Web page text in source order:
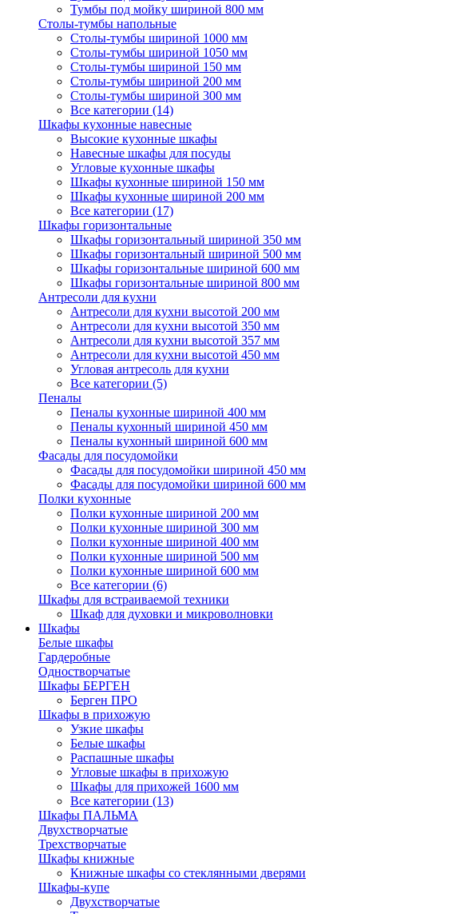
Тумбы под мойку шириной 800 мм
Столы-тумбы напольные
Столы-тумбы шириной 1000 мм
Столы-тумбы шириной 1050 мм
Столы-тумбы шириной 150 мм
Столы-тумбы шириной 200 мм
Столы-тумбы шириной 300 мм
Все категории (14)
Шкафы кухонные навесные
Высокие кухонные шкафы
Навесные шкафы для посуды
Угловые кухонные шкафы
Шкафы кухонные шириной 150 мм
Шкафы кухонные шириной 200 мм
Все категории (17)
Шкафы горизонтальные
Шкафы горизонтальный шириной 350 мм
Шкафы горизонтальный шириной 500 мм
Шкафы горизонтальные шириной 600 мм
Шкафы горизонтальные шириной 800 мм
Антресоли для кухни
Антресоли для кухни высотой 200 мм
Антресоли для кухни высотой 350 мм
Антресоли для кухни высотой 357 мм
Антресоли для кухни высотой 450 мм
Угловая антресоль для кухни
Все категории (5)
Пеналы
Пеналы кухонные шириной 400 мм
Пеналы кухонный шириной 450 мм
Пеналы кухонный шириной 600 мм
Фасады для посудомойки
Фасады для посудомойки шириной 450 мм
Фасады для посудомойки шириной 600 мм
Полки кухонные
Полки кухонные шириной 200 мм
Полки кухонные шириной 300 мм
Полки кухонные шириной 400 мм
Полки кухонные шириной 500 мм
Полки кухонные шириной 600 мм
Все категории (6)
Шкафы для встраиваемой техники
Шкаф для духовки и микроволновки
Шкафы
Белые шкафы
Гардеробные
Одностворчатые
Шкафы БЕРГЕН
Берген ПРО
Шкафы в прихожую
Узкие шкафы
Белые шкафы
Распашные шкафы
Угловые шкафы в прихожую
Шкафы для прихожей 1600 мм
Все категории (13)
Шкафы ПАЛЬМА
Двухстворчатые
Трехстворчатые
Шкафы книжные
Книжные шкафы со стеклянными дверями
Шкафы-купе
Двухстворчатые